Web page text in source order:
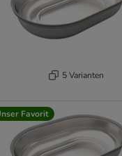
5 Varianten
Favorit